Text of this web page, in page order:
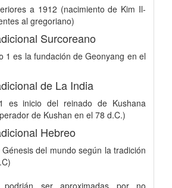
a 1912 (nacimiento de Kim Il-
al gregoriano)
Surcoreano
1 es la fundación de Geonyang en el
de La India
es inicio del reinado de Kushana
de Kushan en el 78 d.C.)
Calendario Tradicional Hebreo
del mundo según la tradición